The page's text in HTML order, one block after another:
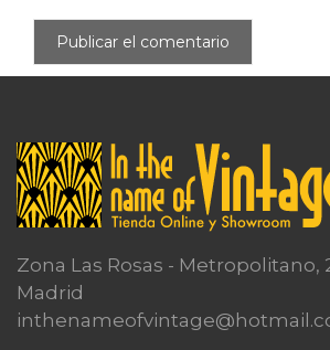
Zona Las Rosas - Metropolitano,
Madrid